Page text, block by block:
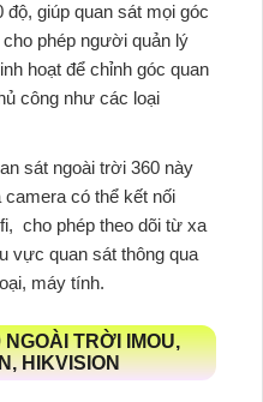
giúp quan sát mọi góc
phép người quản lý
hoạt để chỉnh góc quan
công như các loại
sát ngoài trời 360 này
có thể kết nối
cho phép theo dõi từ xa
vực quan sát thông qua
máy tính.
TRỜI IMOU,
HIKVISION